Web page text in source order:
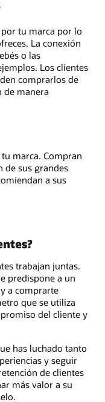
tu marca por lo
La conexión
o las
Los clientes
comprarlos de
de manera
marca. Compran
de sus grandes
a sus
trabajan juntas.
predispone a un
a comprarte
que se utiliza
del cliente y
has luchado tanto
y seguir
de clientes
más valor a su